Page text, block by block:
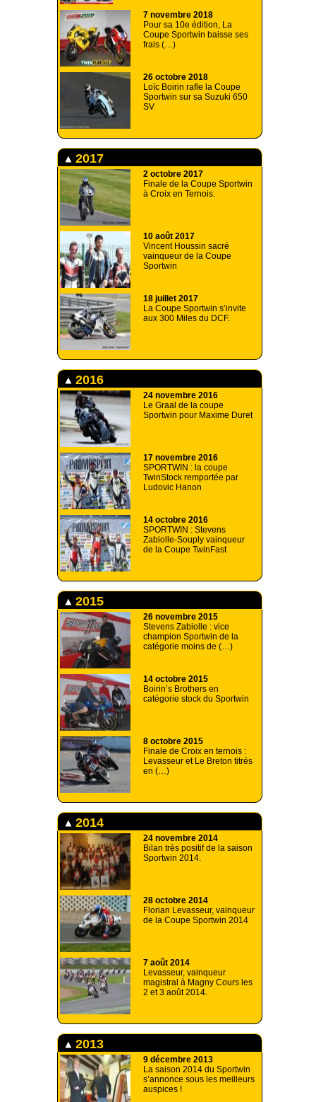
7 novembre 2018
Pour sa 10e édition, La
Coupe Sportwin baisse ses
frais (…)
26 octobre 2018
Loïc Boirin rafle la Coupe
Sportwin sur sa Suzuki 650
SV
2017
2 octobre 2017
Finale de la Coupe Sportwin
à Croix en Ternois.
10 août 2017
Vincent Houssin sacré
vainqueur de la Coupe
Sportwin
18 juillet 2017
La Coupe Sportwin s’invite
aux 300 Miles du DCF.
2016
24 novembre 2016
Le Graal de la coupe
Sportwin pour Maxime Duret
17 novembre 2016
SPORTWIN : la coupe
TwinStock remportée par
Ludovic Hanon
14 octobre 2016
SPORTWIN : Stevens
Zabiolle-Souply vainqueur
de la Coupe TwinFast
2015
26 novembre 2015
Stevens Zabiolle : vice
champion Sportwin de la
catégorie moins de (…)
14 octobre 2015
Boirin’s Brothers en
catégorie stock du Sportwin
8 octobre 2015
Finale de Croix en ternois :
Levasseur et Le Breton titrés
en (…)
2014
24 novembre 2014
Bilan très positif de la saison
Sportwin 2014.
28 octobre 2014
Florian Levasseur, vainqueur
de la Coupe Sportwin 2014
7 août 2014
Levasseur, vainqueur
magistral à Magny Cours les
2 et 3 août 2014.
2013
9 décembre 2013
La saison 2014 du Sportwin
s’annonce sous les meilleurs
auspices !